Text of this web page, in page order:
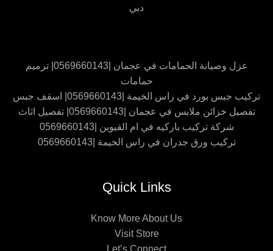
دبي
عزل وصيانة الحمامات في عجمان |0569660143| ترميم
حمامات
تركيب جبس بورد في راس الخيمة |0569660143| اسقف جبس
تفصيل خزائن ملابس في عجمان |0569660143| تفصيل اثاث
شركة تركيب باركيه في ام القيوين |0569660143
تركيب ورق جدران في راس الخيمة |0569660143
Quick Links
Know More About Us
Visit Store
Let’s Connect